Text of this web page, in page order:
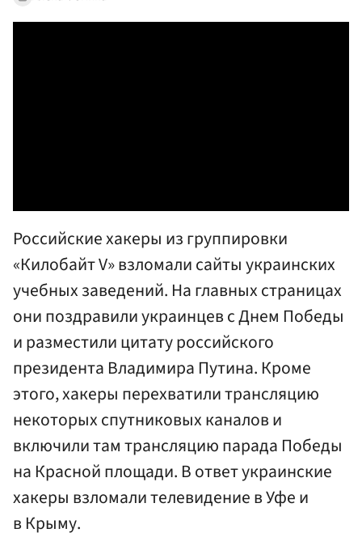
Российские хакеры из группировки
«Килобайт V» взломали сайты украинских
учебных заведений. На главных страницах
они поздравили украинцев с Днем Победы
и разместили цитату российского
президента Владимира Путина. Кроме
этого, хакеры перехватили трансляцию
некоторых спутниковых каналов и
включили там трансляцию парада Победы
на Красной площади. В ответ украинские
хакеры взломали телевидение в Уфе и
в Крыму.